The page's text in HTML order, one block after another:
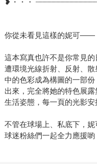
❥・・・
你從未看見這樣的妮可——
這本寫真也許不是你常見
遭環境光線折射、反射、
中的色彩成為構圖的一部
出來，完全將她的特色展
生活姿態，每一頁的光影安
不管在球場上、私底下，
球迷粉絲們一起全力應援喲